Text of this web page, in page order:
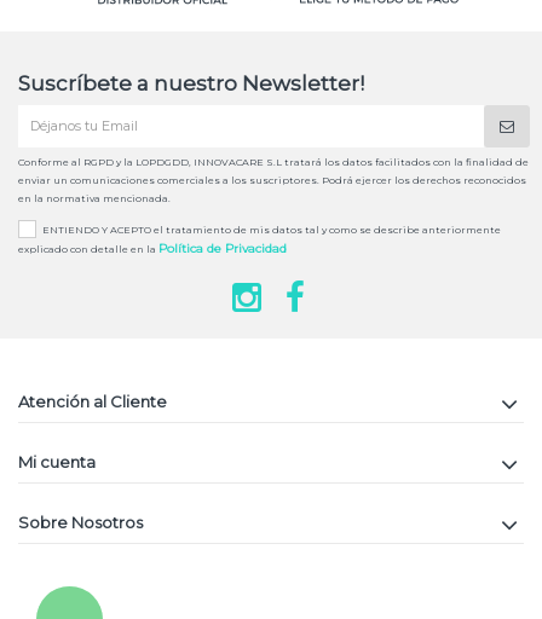
Suscríbete a nuestro Newsletter!
Conforme al RGPD y la LOPDGDD, INNOVACARE S.L tratará los datos facilitados con la finalidad de
enviar un comunicaciones comerciales a los suscriptores. Podrá ejercer los derechos reconocidos
en la normativa mencionada.
ENTIENDO Y ACEPTO el tratamiento de mis datos tal y como se describe anteriormente
explicado con detalle en la Política de Privacidad
Atención al Cliente
Mi cuenta
Sobre Nosotros